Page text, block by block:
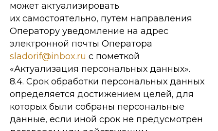
может актуализировать
их самостоятельно, путем направления
Оператору уведомление на адрес
электронной почты Оператора
sladorif@inbox.ru с пометкой
«Актуализация персональных данных».
8.4. Срок обработки персональных данных
определяется достижением целей, для
которых были собраны персональные
данные, если иной срок не предусмотрен
г. Горно-Алтайск пр-к.
Коммунистический, 53
(ТЦ Турист)
Магазин